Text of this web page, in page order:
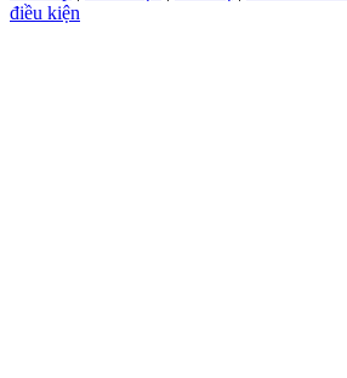
điều kiện